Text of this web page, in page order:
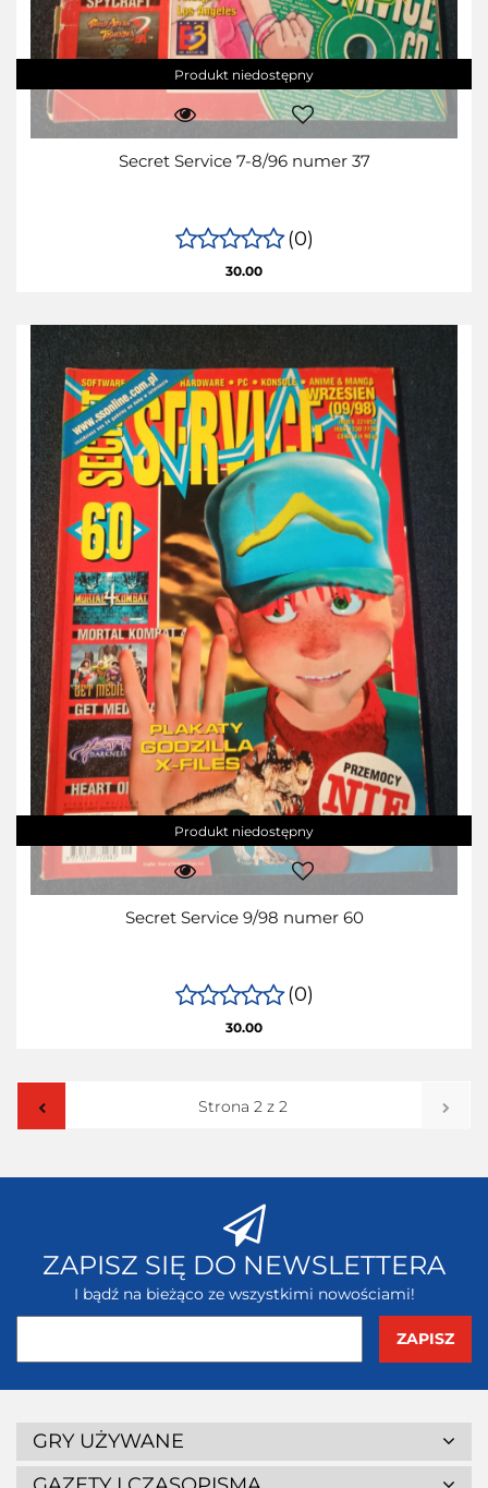
Produkt niedostępny
Secret Service 7-8/96 numer 37
(0)
30.00
Produkt niedostępny
Secret Service 9/98 numer 60
(0)
30.00
ZAPISZ SIĘ DO NEWSLETTERA
I bądź na bieżąco ze wszystkimi nowościami!
GRY UŻYWANE